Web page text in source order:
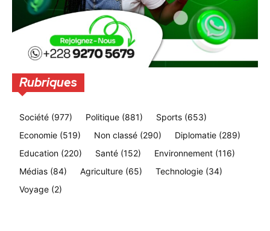
Rubriques
Société (977) Politique (881) Sports (653)
Economie (519) Non classé (290) Diplomatie (289)
Education (220) Santé (152) Environnement (116)
Médias (84) Agriculture (65) Technologie (34)
Voyage (2)